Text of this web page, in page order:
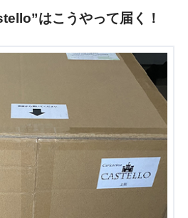
はこうやって届く！